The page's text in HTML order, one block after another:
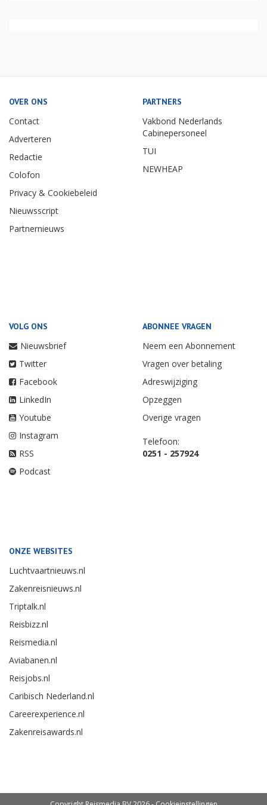
OVER ONS
Contact
Adverteren
Redactie
Colofon
Privacy & Cookiebeleid
Nieuwsscript
Partnernieuws
PARTNERS
Vakbond Nederlands
Cabinepersoneel
TUI
NEWHEAP
VOLG ONS
Nieuwsbrief
Twitter
Facebook
LinkedIn
Youtube
Instagram
RSS
Podcast
ABONNEE VRAGEN
Neem een Abonnement
Vragen over betaling
Adreswijziging
Opzeggen
Overige vragen
Telefoon:
0251 - 257924
ONZE WEBSITES
Luchtvaartnieuws.nl
Zakenreisnieuws.nl
Triptalk.nl
Reisbizz.nl
Reismedia.nl
Aviabanen.nl
Reisjobs.nl
Caribisch Nederland.nl
Careerexperience.nl
Zakenreisawards.nl